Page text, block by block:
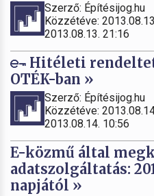
Szerző: Építésijog.hu
Közzétéve:
2013.08.13. 21:16
Hitéleti
OTÉK-ban »
Szerző: Építésijog.hu
Közzétéve:
2013.08.14. 10:56
E-közmű által
adatszolgáltatás:
napjától »